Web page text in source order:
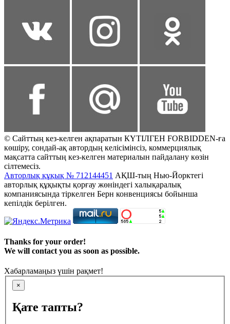
© Сайттың кез-келген ақпаратын КҮТІЛГЕН FORBIDDEN-ға
көшіру, сондай-ақ автордың келісімінсіз, коммерциялық
мақсатта сайттың кез-келген материалын пайдалану көзін
сілтемесіз.
Авторлық құқық № 712144451 АҚШ-тың Нью-Йорктегі
авторлық құқықты қорғау жөніндегі халықаралық
компаниясында тіркелген Берн конвенциясы бойынша
кепілдік берілген.
Thanks for your order!
We will contact you as soon as possible.
Хабарламаңыз үшін рақмет!
×
Қате тапты?